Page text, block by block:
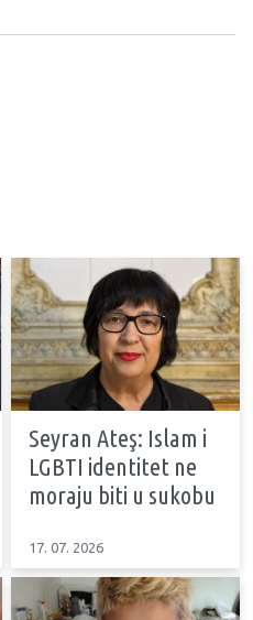
Seyran Ateş: Islam i
LGBTI identitet ne
moraju biti u sukobu
17. 07. 2026